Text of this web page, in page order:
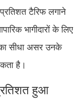
टैरिफ लगाने
भागीदारों के लिए
सीधा असर उनके
है।
हुआ